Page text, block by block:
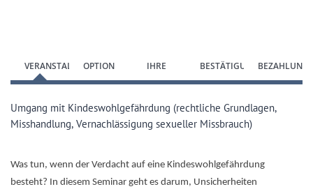
VERANSTALTUNGOPTION IHRE BESTÄTIGUNG BEZAHLUNG
Umgang mit Kindeswohlgefährdung (rechtliche Grundlagen,
Misshandlung, Vernachlässigung sexueller Missbrauch)
Was tun, wenn der Verdacht auf eine Kindeswohlgefährdung
besteht? In diesem Seminar geht es darum, Unsicherheiten